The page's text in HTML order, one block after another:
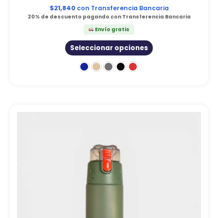
$21,840 con Transferencia Bancaria
20% de descuento pagando con Transferencia Bancaria
Envío gratis
Seleccionar opciones